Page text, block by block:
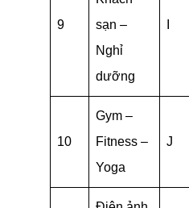
9
sạn –
Nghỉ
dưỡng
10
Gym –
Fitness –
Yoga
J